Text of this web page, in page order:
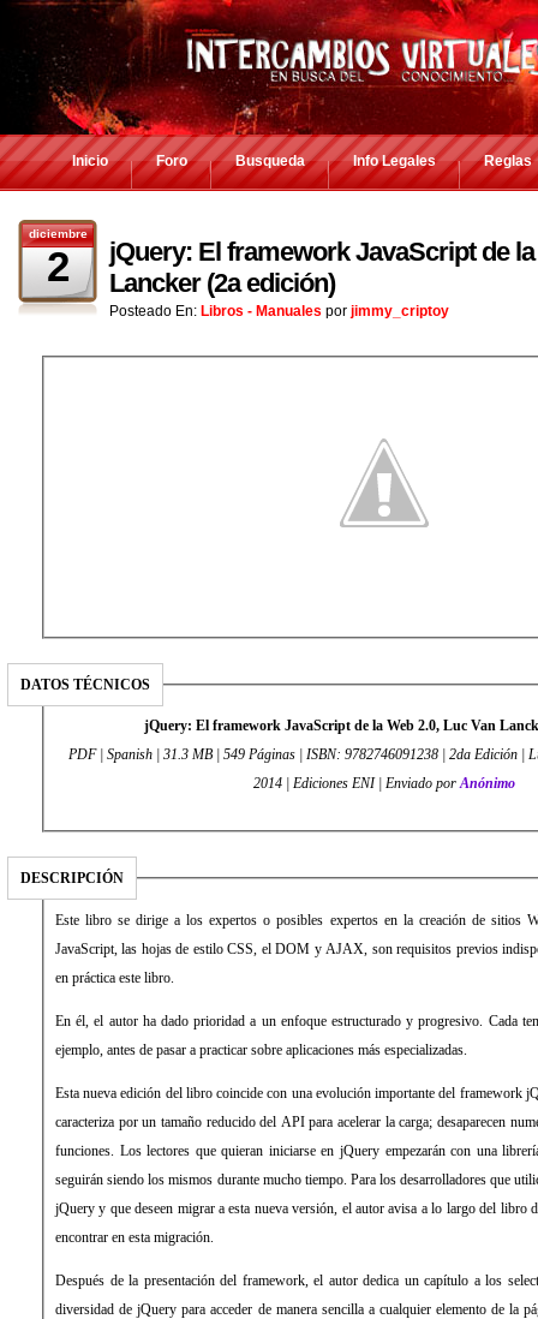
Inicio Foro Busqueda Info Legales Reglas
diciembre
2
jQuery: El framework JavaScript de
Lancker (2a edición)
Posteado En: Libros - Manuales por jimmy_criptoy
DATOS TÉCNICOS
jQuery: El framework JavaScript de la Web 2.0, Luc Van
PDF | Spanish | 31.3 MB | 549 Páginas | ISBN: 9782746091238 | 2da Edición |
2014 | Ediciones ENI | Enviado porAnónimo
DESCRIPCIÓN
Este libro se dirige a los expertos o posibles expertos en la creación de sitios
JavaScript, las hojas de estilo CSS, el DOM y AJAX, son requisitos previos
en práctica este libro.
En él, el autor ha dado prioridad a un enfoque estructurado y progresivo. Cada
ejemplo, antes de pasar a practicar sobre aplicaciones más especializadas.
Esta nueva edición del libro coincide con una evolución importante del framework
caracteriza por un tamaño reducido del API para acelerar la carga; desaparecen
funciones. Los lectores que quieran iniciarse en jQuery empezarán con una
seguirán siendo los mismos durante mucho tiempo. Para los desarrolladores que
jQuery y que deseen migrar a esta nueva versión, el autor avisa a lo largo del libro
encontrar en esta migración.
Después de la presentación del framework, el autor dedica un capítulo a los
diversidad de jQuery para acceder de manera sencilla a cualquier elemento de la